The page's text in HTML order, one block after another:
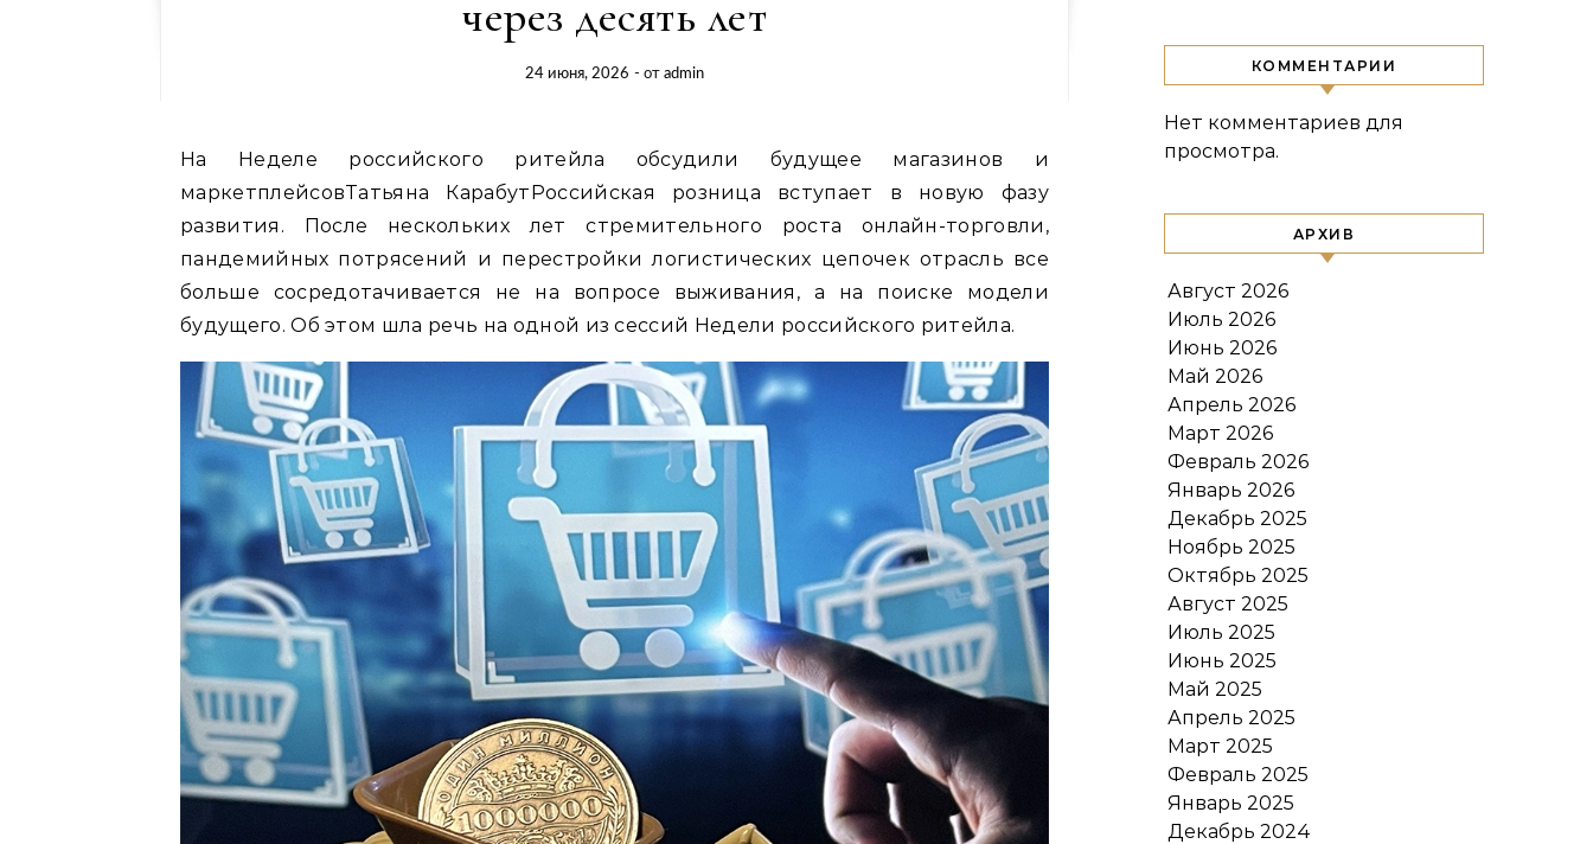
через десять лет
24 июня, 2026 - от admin
На Неделе российского ритейла обсудили будущее магазинов и
маркетплейсовТатьяна КарабутРоссийская розница вступает в новую фазу
развития. После нескольких лет стремительного роста онлайн-торговли,
пандемийных потрясений и перестройки логистических цепочек отрасль все
больше сосредотачивается не на вопросе выживания, а на поиске модели
будущего. Об этом шла речь на одной из сессий Недели российского ритейла.
КОММЕНТАРИИ
Нет комментариев для
просмотра.
АРХИВ
Август 2026
Июль 2026
Июнь 2026
Май 2026
Апрель 2026
Март 2026
Февраль 2026
Январь 2026
Декабрь 2025
Ноябрь 2025
Октябрь 2025
Август 2025
Июль 2025
Июнь 2025
Май 2025
Апрель 2025
Март 2025
Февраль 2025
Январь 2025
Декабрь 2024